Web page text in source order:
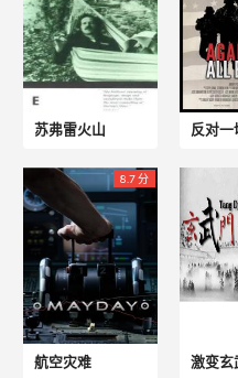
苏弗雷火山 反对一
8.7 分
航空灾难 激变玄